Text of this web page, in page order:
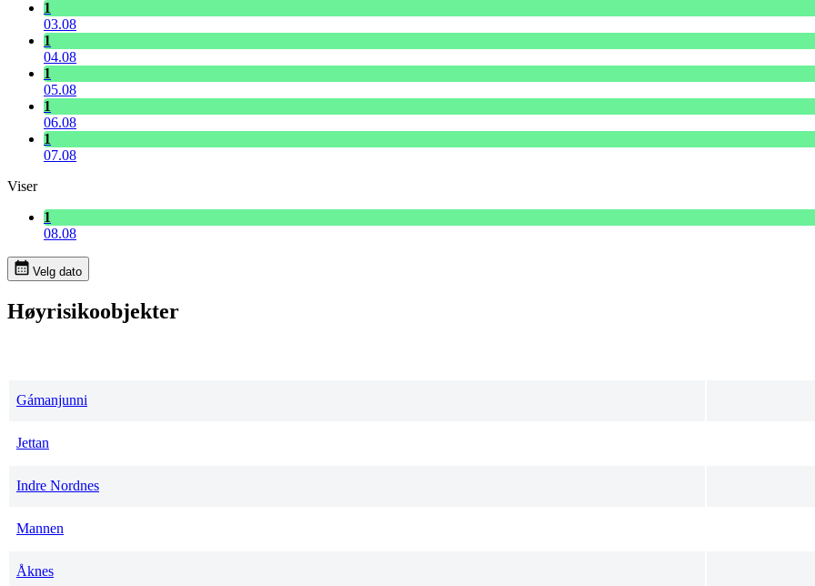
1
03.08
1
04.08
1
05.08
1
06.08
1
07.08
Viser
1
08.08
Velg dato
Høyrisikoobjekter
Gámanjunni
Jettan
Indre Nordnes
Mannen
Åknes